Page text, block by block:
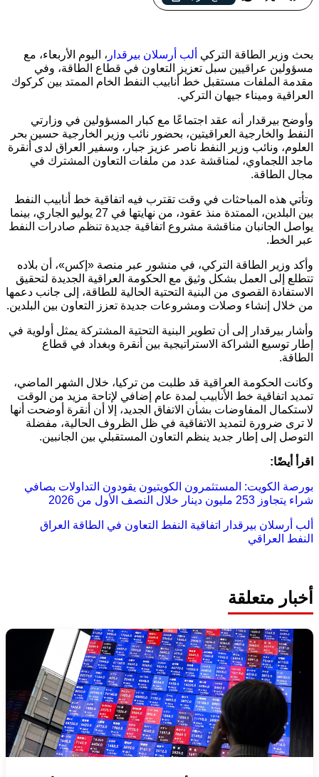
تركيا والعراق يبحثان مستقبل خط أنابيب كركوك – جيهان وسط
بحث وزير الطاقة التركي ألب أرسلان بيرقدار ، اليوم الأربعاء، مع
مسؤولين عراقيين سبل تعزيز التعاون في قطاع الطاقة، وفي
مقدمة الملفات مستقبل خط أنابيب النفط الخام الممتد بين كركوك
العراقية وميناء جيهان التركي.
وأوضح بيرقدار أنه عقد اجتماعًا مع كبار المسؤولين في وزارتي
النفط والخارجية العراقيتين، بحضور نائب وزير الخارجية حسين بحر
العلوم، ونائب وزير النفط ناصر عزيز جبار، وسفير العراق لدى أنقرة
ماجد اللجماوي، لمناقشة عدد من ملفات التعاون المشترك في
مجال الطاقة.
وتأتي هذه المباحثات في وقت تقترب فيه اتفاقية خط أنابيب النفط
بين البلدين، الممتدة منذ عقود، من نهايتها في 27 يوليو الجاري، بينما
يواصل الجانبان مناقشة مشروع اتفاقية جديدة تنظم صادرات النفط
عبر الخط.
وأكد وزير الطاقة التركي، في منشور عبر منصة «إكس»، أن بلاده
تتطلع إلى العمل بشكل وثيق مع الحكومة العراقية الجديدة لتحقيق
الاستفادة القصوى من البنية التحتية الحالية للطاقة، إلى جانب دعمها
من خلال إنشاء وصلات ومشروعات جديدة تعزز التعاون بين البلدين.
وأشار بيرقدار إلى أن تطوير البنية التحتية المشتركة يمثل أولوية في
إطار توسيع الشراكة الاستراتيجية بين أنقرة وبغداد في قطاع
الطاقة.
وكانت الحكومة العراقية قد طلبت من تركيا، خلال الشهر الماضي،
تمديد اتفاقية خط الأنابيب لمدة عام إضافي لإتاحة مزيد من الوقت
لاستكمال المفاوضات بشأن الاتفاق الجديد، إلا أن أنقرة أوضحت أنها
لا ترى ضرورة لتمديد الاتفاقية في ظل الظروف الحالية، مفضلة
التوصل إلى إطار جديد ينظم التعاون المستقبلي بين الجانبين.
اقرأ أيضًا:
بورصة الكويت: المستثمرون الكويتيون يقودون التداولات بصافي
شراء يتجاوز 253 مليون دينار خلال النصف الأول من 2026
ألب أرسلان بيرقدار اتفاقية النفط التعاون في الطاقة العراق
النفط العراقي
أخبار متعلقة